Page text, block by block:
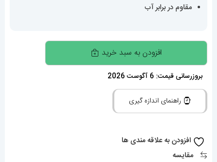
مقاوم در برابر آب
ساعت
اودمار
پیگه
مردانه
اتوماتیک
رویال
افزودن به سبد خرید
بروزرسانی قیمت: 6 آگوست 2026
راهنمای اندازه گیری
افزودن به علاقه مندی ها
مقایسه